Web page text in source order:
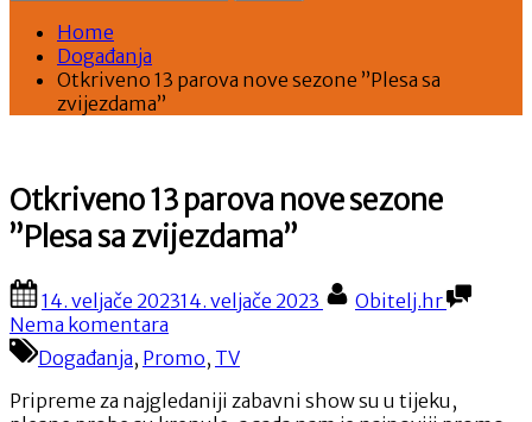
Home
Događanja
Otkriveno 13 parova nove sezone ”Plesa sa
zvijezdama”
Otkriveno 13 parova nove sezone
”Plesa sa zvijezdama”
Posted
on
14. veljače 202314. veljače 2023 By
Obitelj.hr
Nema komentara
Otkriveno
13
parova
Događanja, Promo, TV
Pripreme za najgledaniji zabavni show su u tijeku,